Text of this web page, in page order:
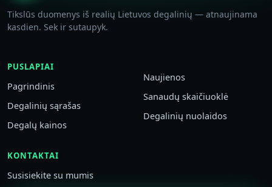
Tikslūs duomenys iš realių Lietuvos degalinių — atnaujinama
kasdien. Sek ir sutaupyk.
PUSLAPIAI
Pagrindinis
Degalinių sąrašas
Degalų kainos
Naujienos
Sanaudų skaičiuoklė
Degalinių nuolaidos
KONTAKTAI
Susisiekite su mumis